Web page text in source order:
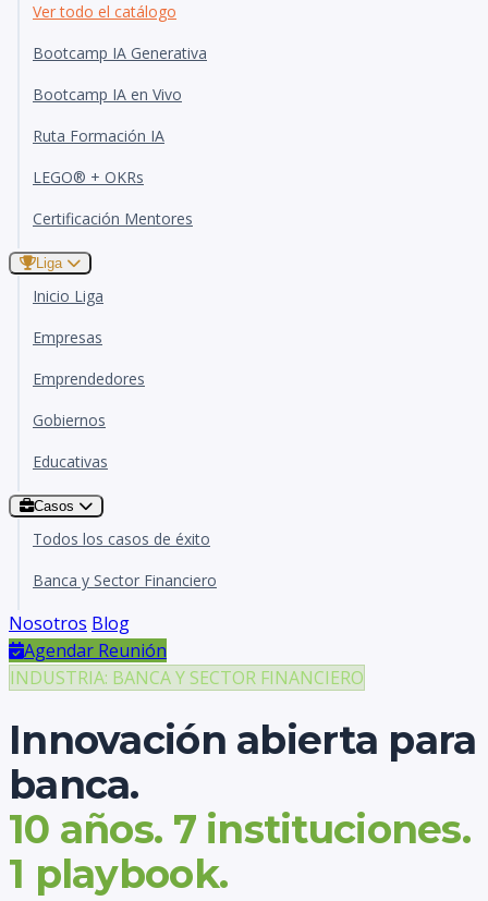
Ver todo el catálogo
Bootcamp IA Generativa
Bootcamp IA en Vivo
Ruta Formación IA
LEGO® + OKRs
Certificación Mentores
Liga
Inicio Liga
Empresas
Emprendedores
Gobiernos
Educativas
Casos
Todos los casos de éxito
Banca y Sector Financiero
Nosotros Blog
Agendar Reunión
INDUSTRIA: BANCA Y SECTOR FINANCIERO
Innovación abierta para
banca.
10 años. 7 instituciones.
1 playbook.